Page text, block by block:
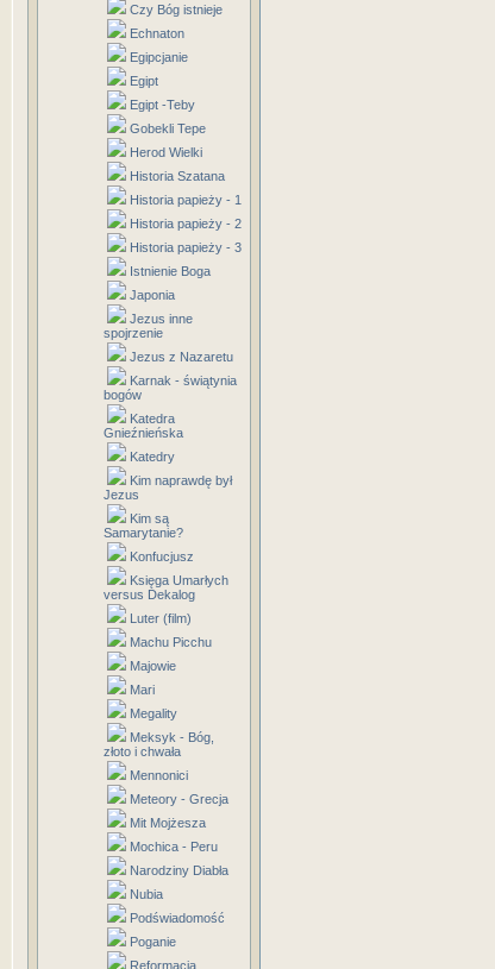
Czy Bóg istnieje
Echnaton
Egipcjanie
Egipt
Egipt -Teby
Gobekli Tepe
Herod Wielki
Historia Szatana
Historia papieży - 1
Historia papieży - 2
Historia papieży - 3
Istnienie Boga
Japonia
Jezus inne
spojrzenie
Jezus z Nazaretu
Karnak - świątynia
bogów
Katedra
Gnieźnieńska
Katedry
Kim naprawdę był
Jezus
Kim są
Samarytanie?
Konfucjusz
Księga Umarłych
versus Dekalog
Luter (film)
Machu Picchu
Majowie
Mari
Megality
Meksyk - Bóg,
złoto i chwała
Mennonici
Meteory - Grecja
Mit Mojżesza
Mochica - Peru
Narodziny Diabła
Nubia
Podświadomość
Poganie
Reformacja